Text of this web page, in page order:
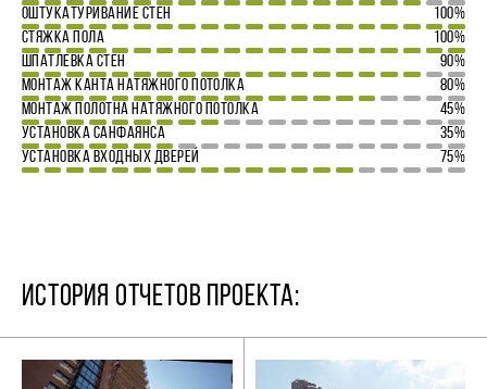
ОШТУКАТУРИВАНИЕ СТЕН
100%
СТЯЖКА ПОЛА
100%
ШПАТЛЕВКА СТЕН
90%
МОНТАЖ КАНТА НАТЯЖНОГО ПОТОЛКА
80%
МОНТАЖ ПОЛОТНА НАТЯЖНОГО ПОТОЛКА
45%
УСТАНОВКА САНФАЯНСА
35%
УСТАНОВКА ВХОДНЫХ ДВЕРЕЙ
75%
ИСТОРИЯ ОТЧЕТОВ ПРОЕКТА: